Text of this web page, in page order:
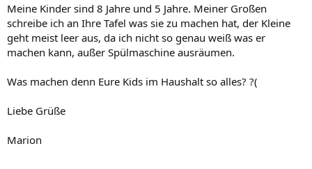
Meine Kinder sind 8 Jahre und 5 Jahre. Meiner Großen
schreibe ich an Ihre Tafel was sie zu machen hat, der Kleine
geht meist leer aus, da ich nicht so genau weiß was er
machen kann, außer Spülmaschine ausräumen.
Was machen denn Eure Kids im Haushalt so alles? ?(
Liebe Grüße
Marion